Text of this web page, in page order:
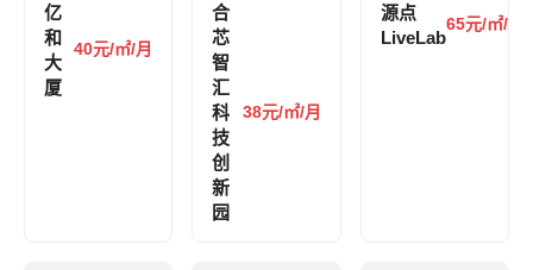
亿
和
大
厦
40元/㎡/月
合
芯
智
汇
科
技
创
新
园
38元/㎡/月
源点
LiveLab
65元/㎡/月